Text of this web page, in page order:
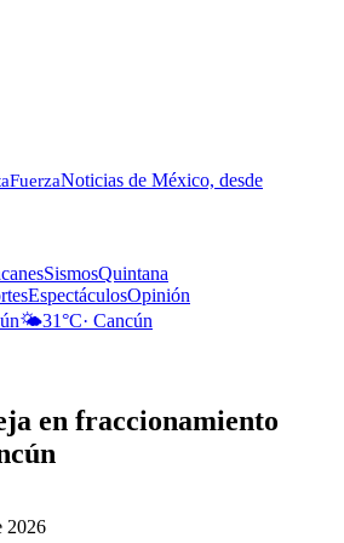
FuerzaNoticias de México, desde
SismosQuintana
EspectáculosOpinión
🌤️31°C· Cancún
en fraccionamiento
2026